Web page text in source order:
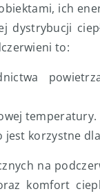
ich
dystrybucji
to:
temperatury.
jest korzystne
na
komfort